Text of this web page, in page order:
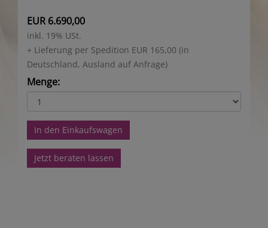
EUR 6.690,00
inkl. 19% USt.
+ Lieferung per Spedition EUR 165,00 (in
Deutschland, Ausland auf Anfrage)
Menge:
In den Einkaufswagen
Jetzt beraten lassen